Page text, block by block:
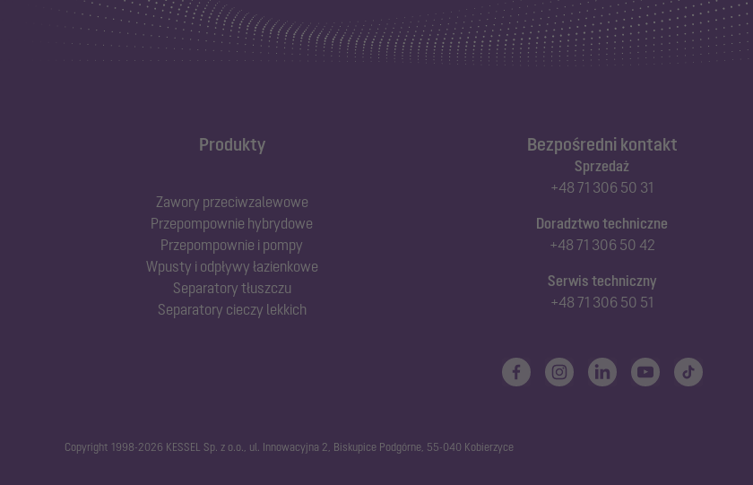
Produkty
Zawory przeciwzalewowe
Przepompownie hybrydowe
Przepompownie i pompy
Wpusty i odpływy łazienkowe
Separatory tłuszczu
Separatory cieczy lekkich
Bezpośredni kontakt
Sprzedaż
+48 71 306 50 31
Doradztwo techniczne
+48 71 306 50 42
Serwis techniczny
+48 71 306 50 51
Copyright 1998-2026 KESSEL Sp. z o.o., ul. Innowacyjna 2, Biskupice Podgórne, 55-040 Kobierzyce